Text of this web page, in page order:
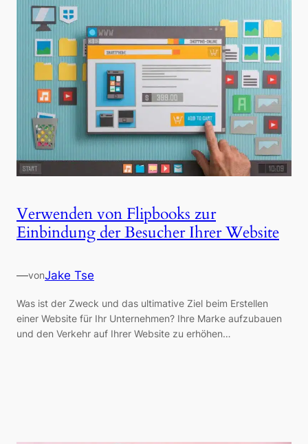
Verwenden von Flipbooks zur
Einbindung der Besucher Ihrer Website
—vonJake Tse
Was ist der Zweck und das ultimative Ziel beim Erstellen
einer Website für Ihr Unternehmen? Ihre Marke aufzubauen
und den Verkehr auf Ihrer Website zu erhöhen…